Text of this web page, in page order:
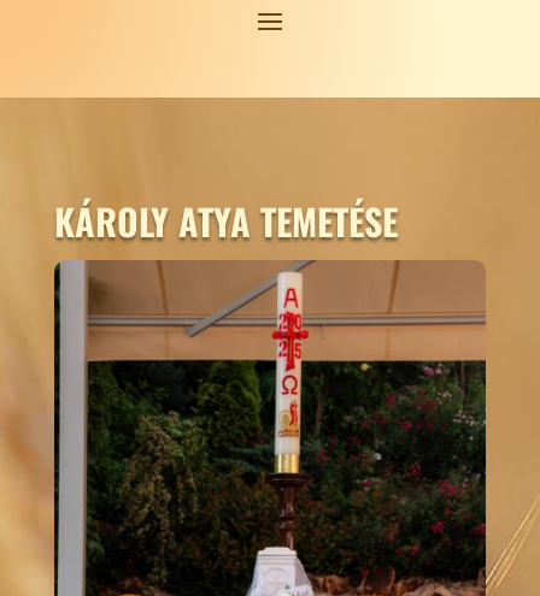
KÁROLY ATYA TEMETÉSE